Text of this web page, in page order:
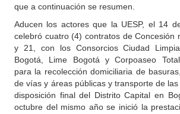
que a continuación se resumen.
Aducen los actores que la UESP, el 14
celebró cuatro (4) contratos de Concesión
y 21, con los Consorcios Ciudad
Bogotá, Lime Bogotá y Corpoaseo
para la recolección domiciliaria de
de vías y áreas públicas y transporte de
disposición final del Distrito Capital en
octubre del mismo año se inició la